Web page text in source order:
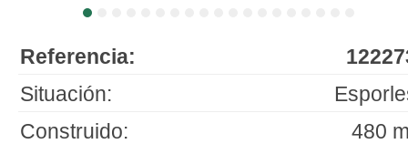
Referencia:
Situación:
Construido:
480